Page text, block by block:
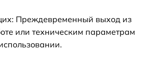
Преждевременный выход из
или техническим параметрам